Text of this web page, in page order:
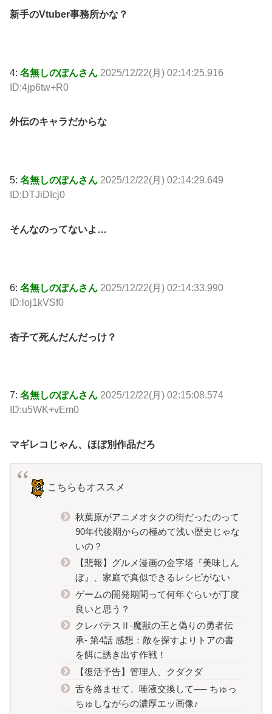
新手のVtuber事務所かな？
4: 名無しのぽんさん 2025/12/22(月) 02:14:25.916
ID:4jp6tw+R0
外伝のキャラだからな
5: 名無しのぽんさん 2025/12/22(月) 02:14:29.649
ID:DTJiDIcj0
そんなのってないよ…
6: 名無しのぽんさん 2025/12/22(月) 02:14:33.990
ID:loj1kVSf0
杏子て死んだんだっけ？
7: 名無しのぽんさん 2025/12/22(月) 02:15:08.574
ID:u5WK+vEm0
マギレコじゃん、ほぼ別作品だろ
こちらもオススメ
秋葉原がアニメオタクの街だったのって
90年代後期からの極めて浅い歴史じゃな
いの？
【悲報】グルメ漫画の金字塔『美味しん
ぼ』、家庭で真似できるレシピがない
ゲームの開発期間って何年ぐらいが丁度
良いと思う？
クレバテスⅡ-魔獣の王と偽りの勇者伝
承- 第4話 感想：敵を探すよりトアの書
を餌に誘き出す作戦！
【復活予告】管理人、クダクダ
舌を絡ませて、唾液交換して── ちゅっ
ちゅしながらの濃厚エッ画像♪